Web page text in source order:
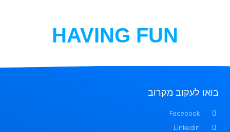
HAVING FUN
בואו לעקוב מקרוב
Facebook
Linkedin